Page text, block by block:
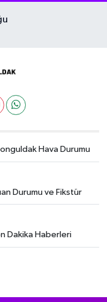
Hava Durumu
Durumu ve Fikstür
Dakika Haberleri